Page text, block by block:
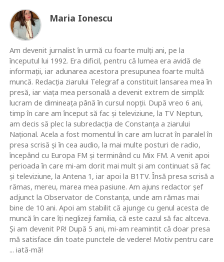
Maria Ionescu
Am devenit jurnalist în urmă cu foarte mulţi ani, pe la
începutul lui 1992. Era dificil, pentru că lumea era avidă de
informaţii, iar adunarea acestora presupunea foarte multă
muncă. Redacţia ziarului Telegraf a constituit lansarea mea în
presă, iar viaţa mea personală a devenit extrem de simplă:
lucram de dimineaţa până în cursul nopţii. După vreo 6 ani,
timp în care am început să fac şi televiziune, la TV Neptun,
am decis să plec la subredacţia de Constanţa a ziarului
Naţional. Acela a fost momentul în care am lucrat în paralel în
presa scrisă şi în cea audio, la mai multe posturi de radio,
începând cu Europa FM şi terminând cu Mix FM. A venit apoi
perioada în care mi-am dorit mai mult şi am continuat să fac
şi televiziune, la Antena 1, iar apoi la B1TV. Însă presa scrisă a
rămas, mereu, marea mea pasiune. Am ajuns redactor şef
adjunct la Observator de Constanţa, unde am rămas mai
bine de 10 ani. Apoi am stabilit că ajunge cu genul acesta de
muncă în care îţi neglizeji familia, că este cazul să fac altceva.
Şi am devenit PR! După 5 ani, mi-am reamintit că doar presa
mă satisface din toate punctele de vedere! Motiv pentru care
... iată-mă!